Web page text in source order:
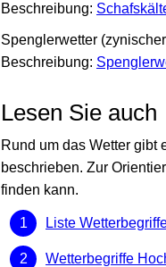
Beschreibung:
Spenglerwetter
Beschreibung:
Lesen Sie auch
Rund um das Wetter gibt
beschrieben. Zur
finden kann.
Liste
Wetterbegriffe